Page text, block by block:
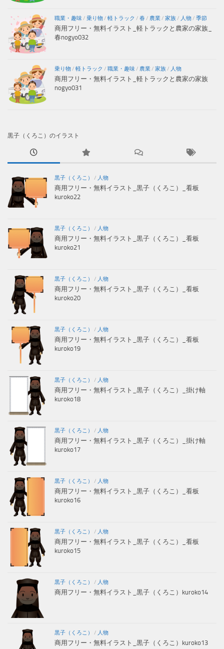
職業・趣味/ 乗り物/ 軽トラック / 春/ 農業/ 家族/ 人物/ 季節
商用フリー・無料イラスト_軽トラックと農家の家族_
春nogyo032
乗り物/ 軽トラック / 職業・趣味/ 農業/ 家族/ 人物
商用フリー・無料イラスト_軽トラックと農家の家族
nogyo031
黒子（くろこ）のイラスト
黒子（くろこ） / 人物
商用フリー・無料イラスト_黒子（くろこ）_看板
kuroko22
黒子（くろこ） / 人物
商用フリー・無料イラスト_黒子（くろこ）_看板
kuroko21
黒子（くろこ） / 人物
商用フリー・無料イラスト_黒子（くろこ）_看板
kuroko20
黒子（くろこ） / 人物
商用フリー・無料イラスト_黒子（くろこ）_看板
kuroko19
黒子（くろこ） / 人物
商用フリー・無料イラスト_黒子（くろこ）_掛け軸
kuroko18
黒子（くろこ） / 人物
商用フリー・無料イラスト_黒子（くろこ）_掛け軸
kuroko17
黒子（くろこ） / 人物
商用フリー・無料イラスト_黒子（くろこ）_看板
kuroko16
黒子（くろこ） / 人物
商用フリー・無料イラスト_黒子（くろこ）_看板
kuroko15
黒子（くろこ） / 人物
商用フリー・無料イラスト_黒子（くろこ）kuroko14
黒子（くろこ） / 人物
商用フリー・無料イラスト_黒子（くろこ）kuroko13